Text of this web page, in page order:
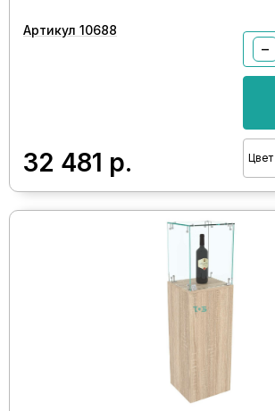
Артикул 10688
32 481 р.
−
Цвет